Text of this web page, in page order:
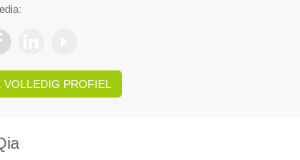
VOLLEDIG PROFIEL